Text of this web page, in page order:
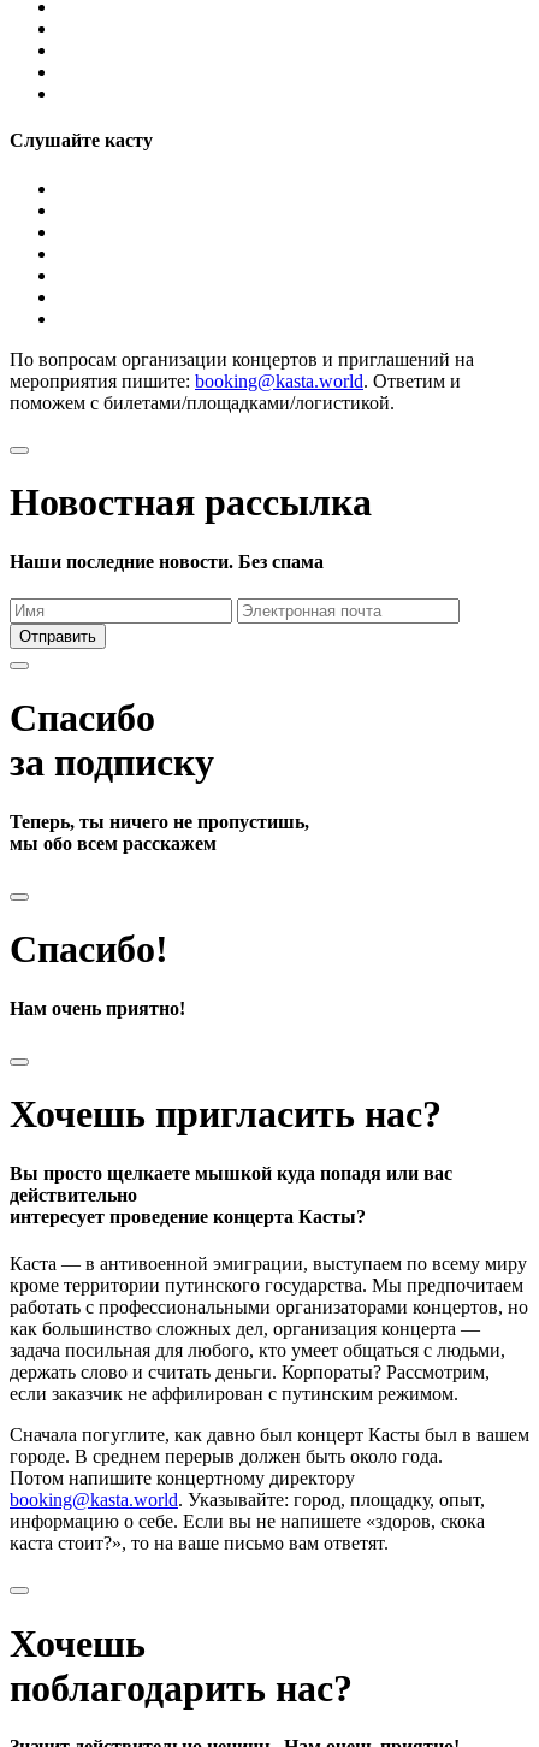
Слушайте касту
По вопросам организации концертов и приглашений на
мероприятия пишите: booking@kasta.world. Ответим и
поможем с билетами/площадками/логистикой.
Новостная рассылка
Наши последние новости. Без спама
Отправить
Спасибо
за подписку
Теперь, ты ничего не пропустишь,
мы обо всем расскажем
Спасибо!
Нам очень приятно!
Хочешь пригласить нас?
Вы просто щелкаете мышкой куда попадя или вас
действительно
интересует проведение концерта Касты?
Каста — в антивоенной эмиграции, выступаем по всему миру
кроме территории путинского государства. Мы предпочитаем
работать с профессиональными организаторами концертов, но
как большинство сложных дел, организация концерта —
задача посильная для любого, кто умеет общаться с людьми,
держать слово и считать деньги. Корпораты? Рассмотрим,
если заказчик не аффилирован с путинским режимом.
Сначала погуглите, как давно был концерт Касты был в вашем
городе. В среднем перерыв должен быть около года.
Потом напишите концертному директору
booking@kasta.world. Указывайте: город, площадку, опыт,
информацию о себе. Если вы не напишете «здоров, скока
каста стоит?», то на ваше письмо вам ответят.
Хочешь
поблагодарить нас?